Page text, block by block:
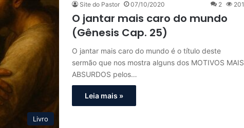
Livro
Site do Pastor 07/10/2020 2 201
O jantar mais caro do mundo
(Gênesis Cap. 25)
O jantar mais caro do mundo é o título deste
sermão que nos mostra alguns dos MOTIVOS MAIS
ABSURDOS pelos…
Leia mais »